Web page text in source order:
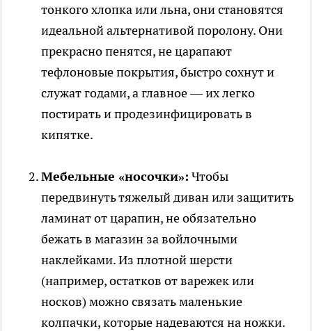
тонкого хлопка или льна, они становятся
идеальной альтернативой поролону. Они
прекрасно пенятся, не царапают
тефлоновые покрытия, быстро сохнут и
служат годами, а главное — их легко
постирать и продезинфицировать в
кипятке.
Мебельные «носочки»: Чтобы
передвинуть тяжелый диван или защитить
ламинат от царапин, не обязательно
бежать в магазин за войлочными
наклейками. Из плотной шерсти
(например, остатков от варежек или
носков) можно связать маленькие
колпачки, которые надеваются на ножки.